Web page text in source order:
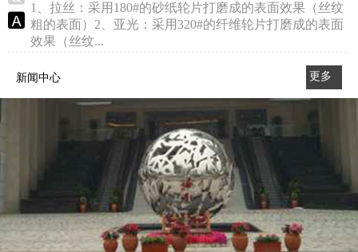
1、拉丝：采用180#的砂纸轮片打磨成的表面效果（丝纹
粗的表面）2、亚光：采用320#的纤维轮片打磨成的表面
效果（丝纹...
新闻中心
更多
>>